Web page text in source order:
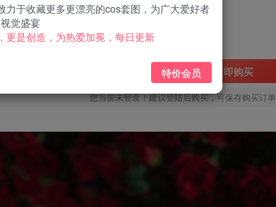
钻石会员免费
立即购买
您当前未登录！建议登陆后购买，可保存购买订单
力于收藏更多更漂亮的cos套图，为广大爱好者
觉盛宴
更是创造，为热爱加冕，每日更新
特价会员